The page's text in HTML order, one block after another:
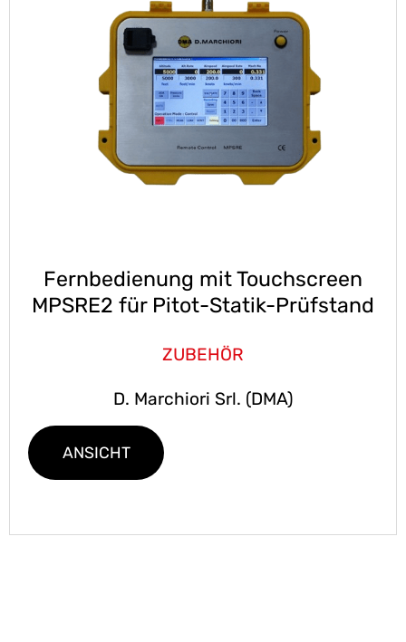
Fernbedienung mit Touchscreen
MPSRE2 für Pitot-Statik-Prüfstand
ZUBEHÖR
D. Marchiori Srl. (DMA)
ANSICHT